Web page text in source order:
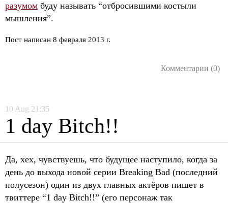
разумом буду называть “отбросившими костыли
мышления”.
Пост написан 8 февраля 2013 г.
Комментарии (0)
10 Aug 21:35
1 day Bitch!!
Да, хех, чувствуешь, что будущее наступило, когда за
день до выхода новой серии Breaking Bad (последний
полусезон) один из двух главных актёров пишет в
твиттере “1 day Bitch!!” (его персонаж так